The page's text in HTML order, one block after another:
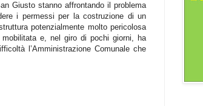
Giusto stanno affrontando il problema
i permessi per la costruzione di un
potenzialmente molto pericolosa
e, nel giro di pochi giorni, ha
l’Amministrazione Comunale che